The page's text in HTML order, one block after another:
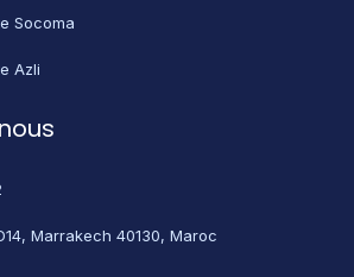
Socoma
Azli
Marrakech 40130, Maroc